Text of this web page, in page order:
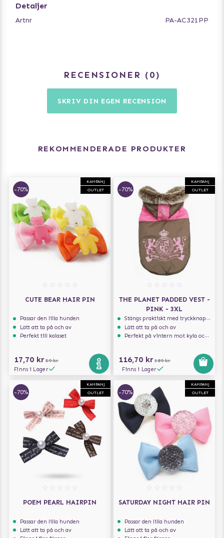
Detaljer
Artnr PA-AC321PP
RECENSIONER 0
SKRIV DIN EGEN RECENSION
REKOMMENDERADE PRODUKTER
KAMPANJ
OUTLET
-70%
CUTE BEAR HAIR PIN
Passar den lilla hunden
Lätt att ta på och av
Perfekt till kalaset
17,70 kr 59 kr
Finns i Lager
KAMPANJ
OUTLET
-70%
THE PLANET PADDED VEST -
PINK - 3XL
Stängs praktiskt med tryckknappar
Lätt att ta på och av
Perfekt på vintern mot kyla och vägsalt
116,70 kr 389 kr
Finns i Lager
KAMPANJ
OUTLET
-70%
POEM PEARL HAIRPIN
Passar den lilla hunden
Lätt att ta på och av
KAMPANJ
OUTLET
-70%
SATURDAY NIGHT HAIR PIN
Passar den lilla hunden
Lätt att ta på och av